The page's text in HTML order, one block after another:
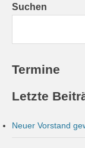
Suchen
Termine
Letzte
Neuer Vorstand